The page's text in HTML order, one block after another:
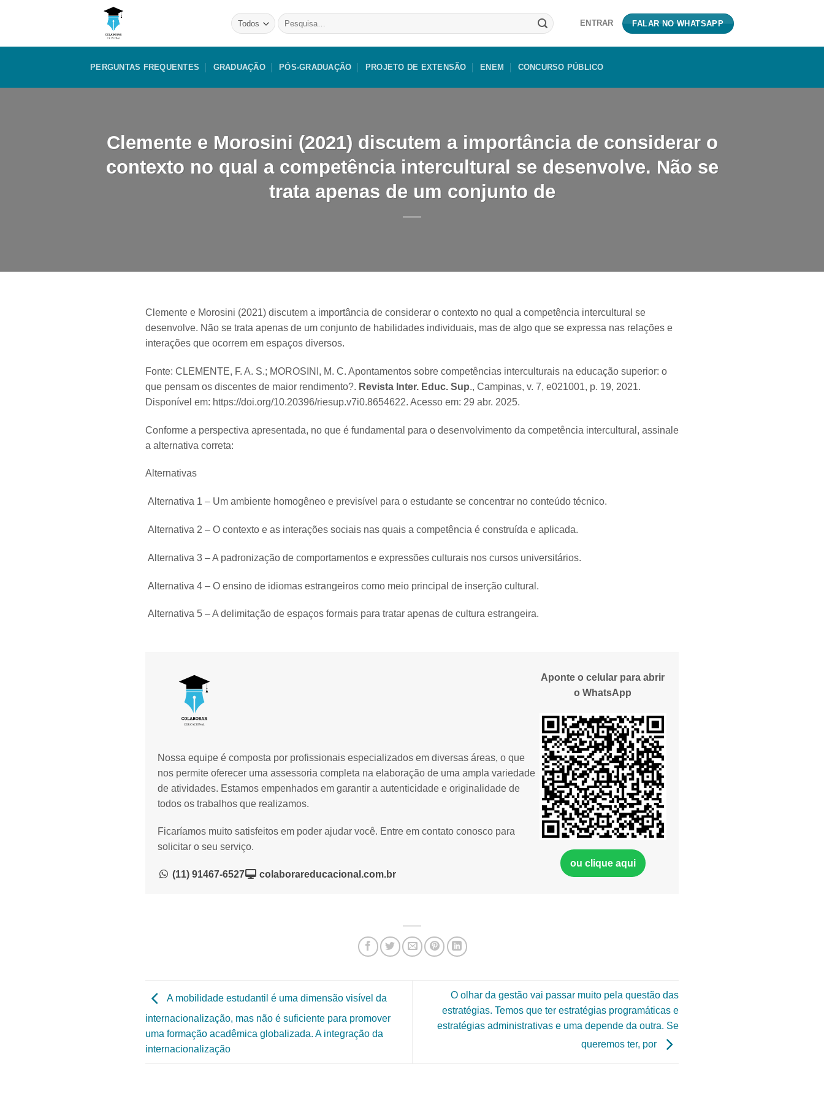
Pesquisar
por:
ENTRAR FALAR NO WHATSAPP
PERGUNTAS FREQUENTES GRADUAÇÃO PÓS-GRADUAÇÃO PROJETO DE EXTENSÃO ENEM CONCURSO PÚBLICO
Clemente e Morosini (2021) discutem a importância de considerar o
contexto no qual a competência intercultural se desenvolve. Não se
trata apenas de um conjunto de
Clemente e Morosini (2021) discutem a importância de considerar o contexto no qual a competência intercultural se
desenvolve. Não se trata apenas de um conjunto de habilidades individuais, mas de algo que se expressa nas relações e
interações que ocorrem em espaços diversos.
Fonte: CLEMENTE, F. A. S.; MOROSINI, M. C. Apontamentos sobre competências interculturais na educação superior: o
que pensam os discentes de maior rendimento?. Revista Inter. Educ. Sup., Campinas, v. 7, e021001, p. 19, 2021.
Disponível em: https://doi.org/10.20396/riesup.v7i0.8654622. Acesso em: 29 abr. 2025.
Conforme a perspectiva apresentada, no que é fundamental para o desenvolvimento da competência intercultural, assinale
a alternativa correta:
Alternativas
Alternativa 1 – Um ambiente homogêneo e previsível para o estudante se concentrar no conteúdo técnico.
Alternativa 2 – O contexto e as interações sociais nas quais a competência é construída e aplicada.
Alternativa 3 – A padronização de comportamentos e expressões culturais nos cursos universitários.
Alternativa 4 – O ensino de idiomas estrangeiros como meio principal de inserção cultural.
Alternativa 5 – A delimitação de espaços formais para tratar apenas de cultura estrangeira.
Nossa equipe é composta por profissionais especializados em diversas áreas, o que
nos permite oferecer uma assessoria completa na elaboração de uma ampla variedade
de atividades. Estamos empenhados em garantir a autenticidade e originalidade de
todos os trabalhos que realizamos.
Ficaríamos muito satisfeitos em poder ajudar você. Entre em contato conosco para
solicitar o seu serviço.
(11) 91467-6527 colaborareducacional.com.br
Aponte o celular para abrir
o WhatsApp
ou clique aqui
A mobilidade estudantil é uma dimensão visível da
internacionalização, mas não é suficiente para promover
uma formação acadêmica globalizada. A integração da
internacionalização
O olhar da gestão vai passar muito pela questão das
estratégias. Temos que ter estratégias programáticas e
estratégias administrativas e uma depende da outra. Se
queremos ter, por